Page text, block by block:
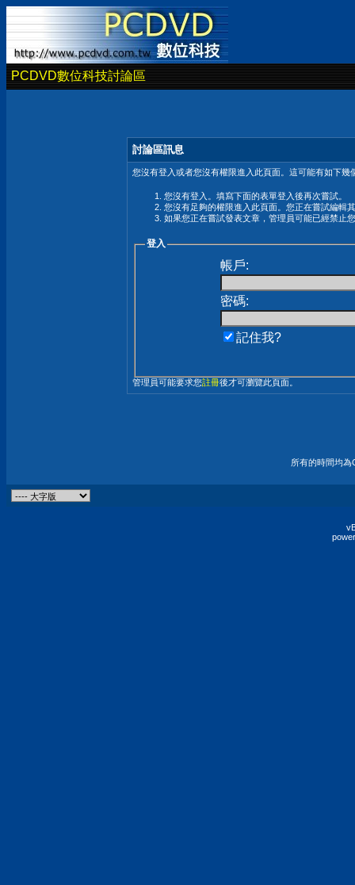
PCDVD數位科技討論區
討論區訊息
您沒有登入或者您沒有權限進入此頁面。這可能有如下幾
您沒有登入。填寫下面的表單登入後再次嘗試。
您沒有足夠的權限進入此頁面。您正在嘗試編輯
如果您正在嘗試發表文章，管理員可能已經禁止
登入
帳戶:
密碼:
記住我?
管理員可能要求您註冊後才可瀏覽此頁面。
所有的時間均為